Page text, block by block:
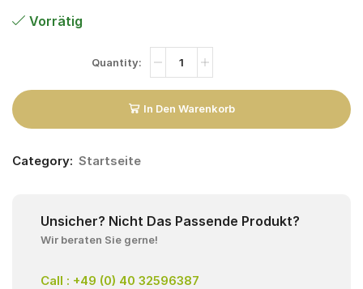
Vorrätig
In Den Warenkorb
Category: Startseite
Unsicher? Nicht Das Passende Produkt?
Wir beraten Sie gerne!
Call : +49 (0) 40 32596387